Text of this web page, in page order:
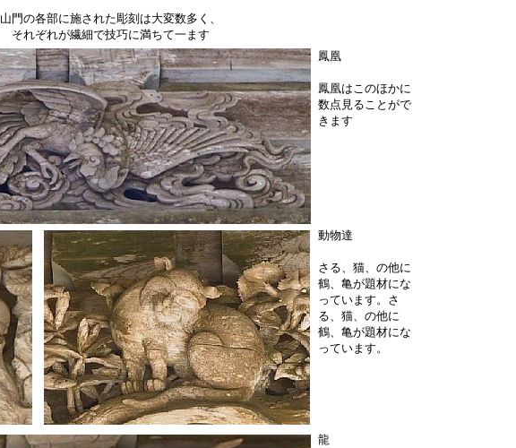
山門の各部に施された彫刻は大変数多く、
それぞれが繊細で技巧に満ちて一ます
鳳凰
鳳凰はこのほかに
数点見ることがで
きます
動物達
さる、猫、の他に
鶴、亀が題材にな
っています。さ
る、猫、の他に
鶴、亀が題材にな
っています。
龍